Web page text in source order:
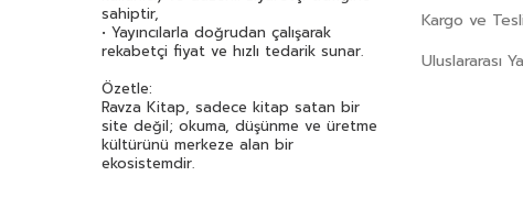
sahiptir,
• Yayıncılarla doğrudan çalışarak
rekabetçi fiyat ve hızlı tedarik sunar.
Özetle:
Ravza Kitap, sadece kitap satan bir
site değil; okuma, düşünme ve üretme
kültürünü merkeze alan bir
ekosistemdir.
Kargo ve
Uluslararası